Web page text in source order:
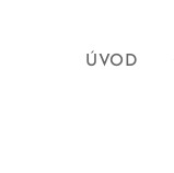
ÚVOD